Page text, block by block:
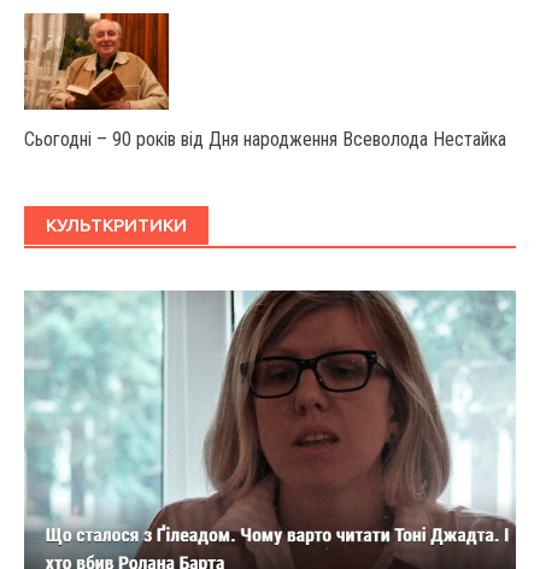
Сьогодні – 90 років від Дня народження Всеволода Нестайка
КУЛЬТКРИТИКИ